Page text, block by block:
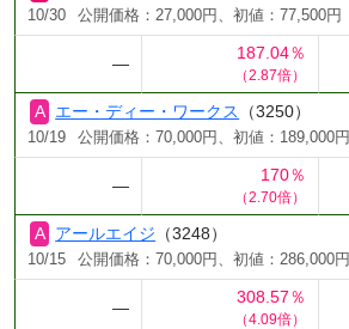
10/30 公開価格：27,000円、初値：77,500円
―
187.04％
（2.87倍）
エー・ディー・ワークス （3250）
10/19 公開価格：70,000円、初値：189,000円
―
170％
（2.70倍）
アールエイジ （3248）
10/15 公開価格：70,000円、初値：286,000円
―
308.57％
（4.09倍）